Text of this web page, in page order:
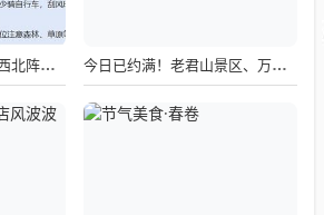
新疆多地今起迎来强烈西北阵风，风口风力高达12-13级 今日已约满！老君山景区、万岁山武侠城发布最新公告